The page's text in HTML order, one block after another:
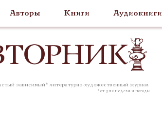
Авторы Книги Аудиокниги
НИК
зависимый* литературно-художественный журнал
* от дня недели и погоды